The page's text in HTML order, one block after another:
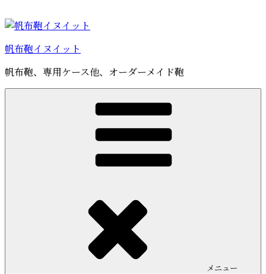
ン
ン
ツ
へ
ス
帆布鞄イヌイット
帆布鞄、専用ケース他、オーダーメイド鞄
メニュー